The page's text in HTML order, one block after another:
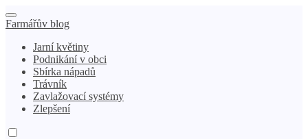
Farmářův blog
Jarní květiny
Podnikání v obci
Sbírka nápadů
Trávník
Zavlažovací systémy
Zlepšení